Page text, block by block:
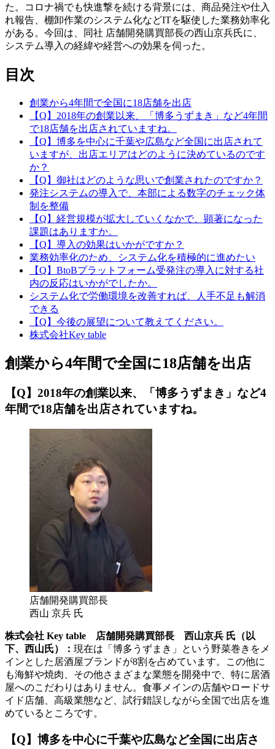
た。コロナ禍でも快進撃を続ける背景には、商品発注や仕入
れ報告、棚卸作業のシステム化などITを駆使した業務効率化
がある。今回は、同社 店舗開発購買部長の西山京兵氏に、
システム導入の経緯や経営への効果を伺った。
目次
創業から4年間で全国に18店舗を出店
【Q】2018年の創業以来、「博多うずまき」など4年間
で18店舗を出店されていますね。
【Q】博多を中心に千葉や広島など全国に出店されて
いますが、出店エリアはどのように決めているのです
か？
【Q】御社はどのような思いで創業されたのですか？
発注システムの導入で、本部による数字のチェック体
制を整備
【Q】経営規模が拡大していくなかで、顕著になった
課題はありますか。
【Q】導入の効果はいかがですか？
業務効率化のため、システム化を積極的に進めたい
【Q】BtoBプラットフォーム受発注の導入に対する社
内の反応はいかがでしたか。
システム化で労働環境を改善すれば、人手不足も解消
できる
【Q】今後の展望について教えてください。
株式会社Key table
創業から4年間で全国に18店舗を出店
【Q】2018年の創業以来、「博多うずまき」など4
年間で18店舗を出店されていますね。
店舗開発購買部長
西山 京兵 氏
株式会社 Key table 店舗開発購買部長 西山京兵 氏（以
下、西山氏）： 現在は「博多うずまき」という野菜巻きをメ
インとした居酒屋ブランドが8割を占めています。この他に
も海鮮や焼肉、その他さまざまな業態を開発中で、特に居酒
屋へのこだわりはありません。食事メインの店舗やロードサ
イド店舗、高級業態など、試行錯誤しながら全国で出店を進
めているところです。
【Q】博多を中心に千葉や広島など全国に出店さ